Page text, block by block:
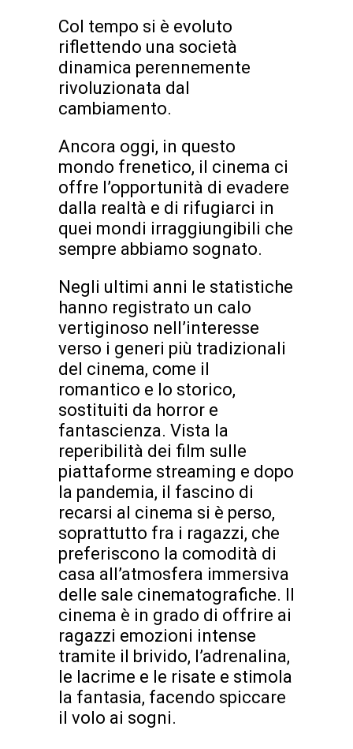
Col tempo si è evoluto
riflettendo una società
dinamica perennemente
rivoluzionata dal
cambiamento.
Ancora oggi, in questo
mondo frenetico, il cinema ci
offre l’opportunità di evadere
dalla realtà e di rifugiarci in
quei mondi irraggiungibili che
sempre abbiamo sognato.
Negli ultimi anni le statistiche
hanno registrato un calo
vertiginoso nell’interesse
verso i generi più tradizionali
del cinema, come il
romantico e lo storico,
sostituiti da horror e
fantascienza. Vista la
reperibilità dei film sulle
piattaforme streaming e dopo
la pandemia, il fascino di
recarsi al cinema si è perso,
soprattutto fra i ragazzi, che
preferiscono la comodità di
casa all’atmosfera immersiva
delle sale cinematografiche. Il
cinema è in grado di offrire ai
ragazzi emozioni intense
tramite il brivido, l’adrenalina,
le lacrime e le risate e stimola
la fantasia, facendo spiccare
il volo ai sogni.